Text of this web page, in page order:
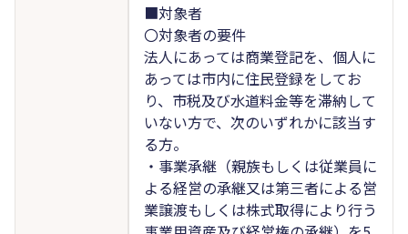
■対象者
〇対象者の要件
法人にあっては商業登記を、個人に
あっては市内に住民登録をしてお
り、市税及び水道料金等を滞納して
いない方で、次のいずれかに該当す
る方。
・事業承継（親族もしくは従業員に
よる経営の承継又は第三者による営
業譲渡もしくは株式取得により行う